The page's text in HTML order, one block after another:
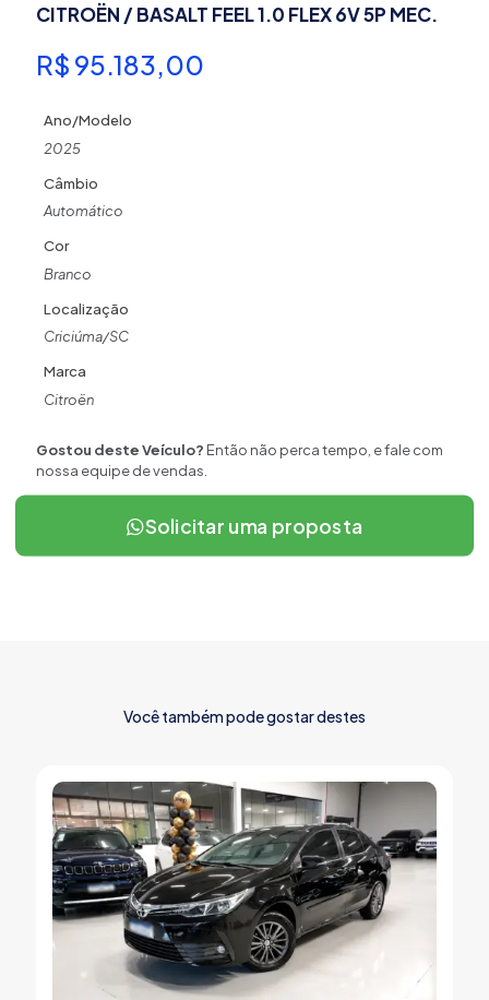
CITROËN / BASALT FEEL 1.0 FLEX 6V 5P MEC.
R$ 95.183,00
Ano/Modelo
2025
Câmbio
Automático
Cor
Branco
Localização
Criciúma/SC
Marca
Citroën
Gostou deste Veículo? Então não perca tempo, e fale com
nossa equipe de vendas.
Solicitar uma proposta
Você também pode gostar destes